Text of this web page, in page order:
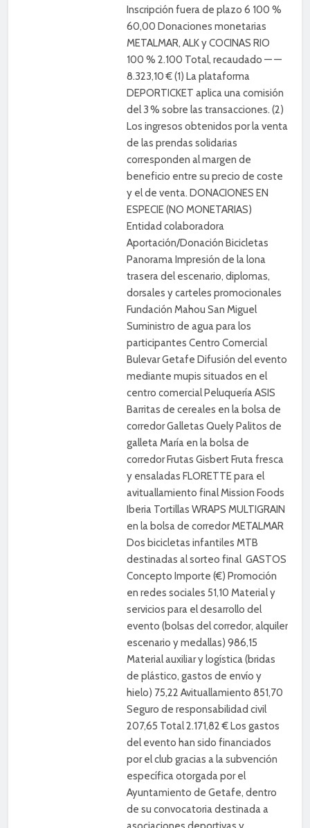
Inscripción fuera de plazo 6 100 %
60,00 Donaciones monetarias
METALMAR, ALK y COCINAS RIO
100 % 2.100 Total, recaudado — —
8.323,10 € (1) La plataforma
DEPORTICKET aplica una comisión
del 3 % sobre las transacciones. (2)
Los ingresos obtenidos por la venta
de las prendas solidarias
corresponden al margen de
beneficio entre su precio de coste
y el de venta. DONACIONES EN
ESPECIE (NO MONETARIAS)
Entidad colaboradora
Aportación/Donación Bicicletas
Panorama Impresión de la lona
trasera del escenario, diplomas,
dorsales y carteles promocionales
Fundación Mahou San Miguel
Suministro de agua para los
participantes Centro Comercial
Bulevar Getafe Difusión del evento
mediante mupis situados en el
centro comercial Peluquería ASIS
Barritas de cereales en la bolsa de
corredor Galletas Quely Palitos de
galleta María en la bolsa de
corredor Frutas Gisbert Fruta fresca
y ensaladas FLORETTE para el
avituallamiento final Mission Foods
Iberia Tortillas WRAPS MULTIGRAIN
en la bolsa de corredor METALMAR
Dos bicicletas infantiles MTB
destinadas al sorteo final GASTOS
Concepto Importe (€) Promoción
en redes sociales 51,10 Material y
servicios para el desarrollo del
evento (bolsas del corredor, alquiler
escenario y medallas) 986,15
Material auxiliar y logística (bridas
de plástico, gastos de envío y
hielo) 75,22 Avituallamiento 851,70
Seguro de responsabilidad civil
207,65 Total 2.171,82 € Los gastos
del evento han sido financiados
por el club gracias a la subvención
específica otorgada por el
Ayuntamiento de Getafe, dentro
de su convocatoria destinada a